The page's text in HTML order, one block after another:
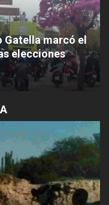
Gatella marcó el
elecciones